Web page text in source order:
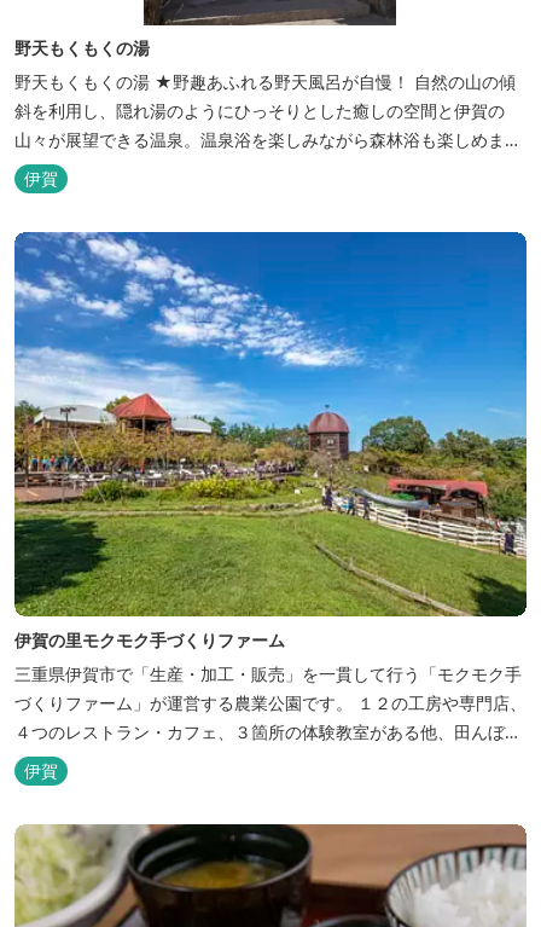
野天もくもくの湯
野天もくもくの湯 ★野趣あふれる野天風呂が自慢！ 自然の山の傾
斜を利用し、隠れ湯のようにひっそりとした癒しの空間と伊賀の
山々が展望できる温泉。温泉浴を楽しみながら森林浴も楽しめま
す。一枚岩をくり貫いてつくった湯船もあり、風情ある空間が魅力
です。 ★源泉100％の野天風呂 源泉100％の野天風呂が2つあり、
38度のぬるめの湯と42度の熱めの湯があります。ぬるめの湯はじっ
くりとゆ...
伊賀
伊賀の里モクモク手づくりファーム
三重県伊賀市で「生産・加工・販売」を一貫して行う「モクモク手
づくりファーム」が運営する農業公園です。 １２の工房や専門店、
４つのレストラン・カフェ、３箇所の体験教室がある他、田んぼや
いかだ池など、「自然や農業」を身近に感じて楽しんでいただける
遊び場もあります。 園内では、ミニブタくんたちのショーを見た
農体験プログラムに参加したり...
伊賀